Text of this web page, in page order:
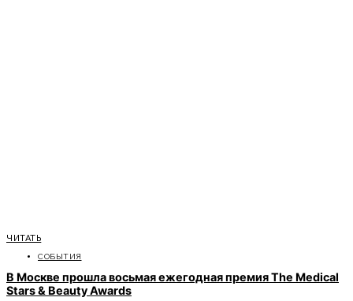
ЧИТАТЬ
СОБЫТИЯ
В Москве прошла восьмая ежегодная премия The Medical
Stars & Beauty Awards